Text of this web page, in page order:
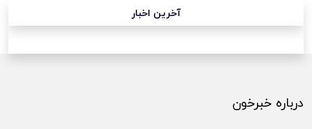
آخرین اخبار
درباره خبرخون